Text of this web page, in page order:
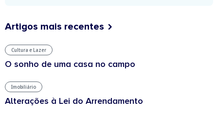
Artigos mais recentes
Cultura e Lazer
O sonho de uma casa no campo
Imobiliário
Alterações à Lei do Arrendamento